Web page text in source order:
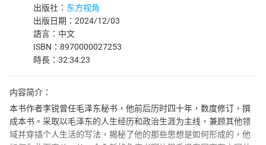
出版社： 东方视角
出版日期：2024/12/03
語言：中文
ISBN：8970000027253
時長：32:34:23
内容简介：
本书作者李锐曾任毛泽东秘书，他前后历时四十年，数度修订，撰
成本书。采取以毛泽东的人生经历和政治生涯为主线，兼顾其他领
域并穿插个人生活的写法，揭秘了他的那些思想是如何形成的，他